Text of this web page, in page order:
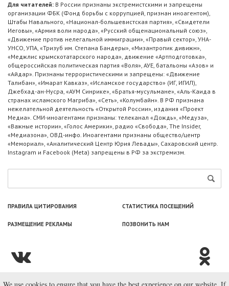
Для читателей: В России признаны экстремистскими и запрещены
организации ФБК (Фонд борьбы с коррупцией, признан иноагентом),
Штабы Навального, «Национал-большевистская партия», «Свидетели
Иеговы», «Армия воли народа», «Русский общенациональный союз»,
«Движение против нелегальной иммиграции», «Правый сектор», УНА-
УНСО, УПА, «Тризуб им. Степана Бандеры», «Мизантропик дивижн»,
«Меджлис крымскотатарского народа», движение «Артподготовка»,
общероссийская политическая партия «Воля», АУЕ, батальоны «Азов» и
«Айдар». Признаны террористическими и запрещены: «Движение
Талибан», «Имарат Кавказ», «Исламское государство» (ИГ, ИГИЛ),
Джебхад-ан-Нусра, «АУМ Синрике», «Братья-мусульмане», «Аль-Каида в
странах исламского Магриба», «Сеть», «Колумбайн». В РФ признана
нежелательной деятельность «Открытой России», издания «Проект
Медиа». СМИ-иноагентами признаны: телеканал «Дождь», «Медуза»,
«Важные истории», «Голос Америки», радио «Свобода», The Insider,
«Медиазона», ОВД-инфо. Иноагентами признаны общество/центр
«Мемориал», «Аналитический Центр Юрия Левады», Сахаровский центр.
Instagram и Facebook (Metа) запрещены в РФ за экстремизм.
ПРАВИЛА ЦИТИРОВАНИЯ СТАТИСТИКА ПОСЕЩЕНИЙ
РАЗМЕЩЕНИЕ РЕКЛАМЫ ПОЗВОНИТЬ НАМ
© ООО «Лаборатория Новоcтей», 2003—2026.